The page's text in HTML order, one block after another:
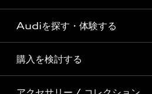
Audi ブランド
Story of Progress
Audi Sport
Audiを探す・体験する
ディーラー検索
新車在庫検索
購入を検討する